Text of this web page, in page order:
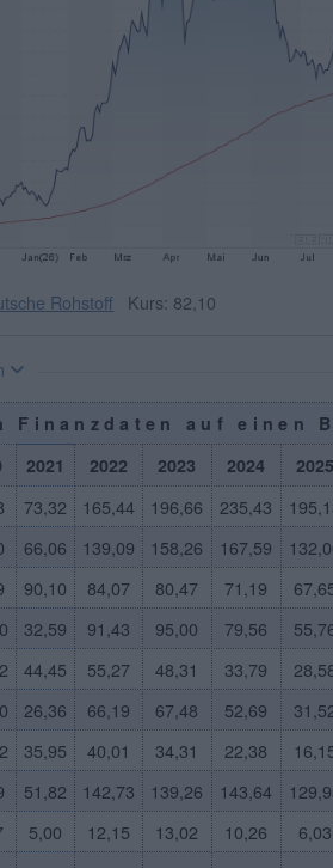
Rohstoff Kurs: 82,10
Finanzdaten auf einen
2021 2022 2023 2024 2025
73,32 165,44 196,66 235,43
66,06 139,09 158,26 167,59
90,10 84,07 80,47 71,19
32,59 91,43 95,00 79,56
44,45 55,27 48,31 33,79
26,36 66,19 67,48 52,69
35,95 40,01 34,31 22,38
51,82 142,73 139,26 143,64
5,00 12,15 13,02 10,26 6,03